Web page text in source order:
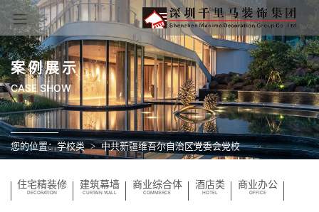
案例展示
CASE SHOW
您的位置：学校类 中共新疆维吾尔自治区党委会党校
住宅精装修
DECORATION
建筑幕墙
CURTAIN WALL
商业综合体
COMMERCE
酒店类
HOTEL
商业办公
OFFICE